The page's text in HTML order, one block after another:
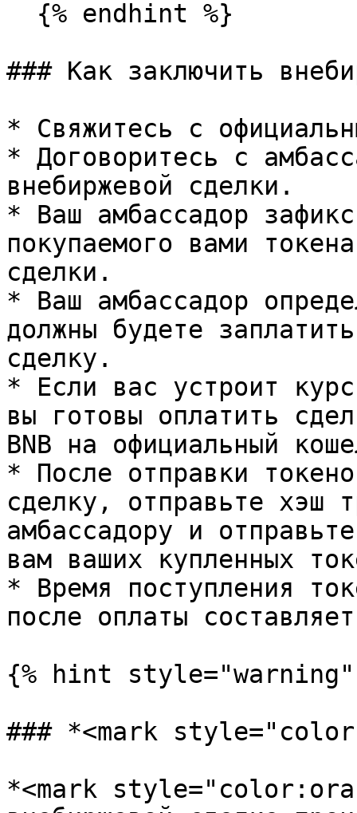
### Как заключить
* Свяжитесь с
* Договоритесь с
внебиржевой сделки.
* Ваш амбассадор
покупаемого вами
сделки.
* Ваш амбассадор
должны будете
сделку.
* Если вас устроит
вы готовы оплатить
BNB на официальный
* После отправки
сделку, отправьте хэш
амбассадору и
вам ваших купленных
* Время поступления
после оплаты
{% hint style="warning"
### *<mark
*<mark